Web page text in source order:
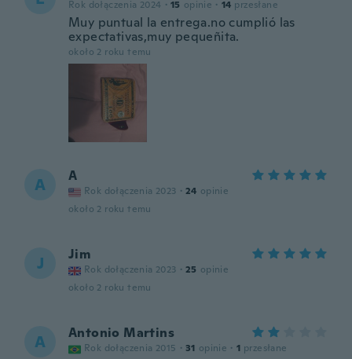
Rok dołączenia 2024 · 15 opinie · 14 przesłane
Muy puntual la entrega.no cumplió las
expectativas,muy pequeñita.
około 2 roku temu
A A
Rok dołączenia 2023 · 24 opinie
około 2 roku temu
J Jim
Rok dołączenia 2023 · 25 opinie
około 2 roku temu
A Antonio Martins
Rok dołączenia 2015 · 31 opinie · 1 przesłane